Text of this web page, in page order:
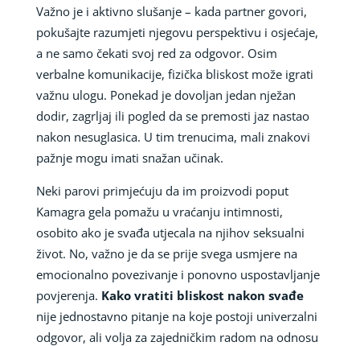
Važno je i aktivno slušanje – kada partner govori,
pokušajte razumjeti njegovu perspektivu i osjećaje,
a ne samo čekati svoj red za odgovor. Osim
verbalne komunikacije, fizička bliskost može igrati
važnu ulogu. Ponekad je dovoljan jedan nježan
dodir, zagrljaj ili pogled da se premosti jaz nastao
nakon nesuglasica. U tim trenucima, mali znakovi
pažnje mogu imati snažan učinak.
Neki parovi primjećuju da im proizvodi poput
Kamagra gela pomažu u vraćanju intimnosti,
osobito ako je svađa utjecala na njihov seksualni
život. No, važno je da se prije svega usmjere na
emocionalno povezivanje i ponovno uspostavljanje
povjerenja. Kako vratiti bliskost nakon svađe
nije jednostavno pitanje na koje postoji univerzalni
odgovor, ali volja za zajedničkim radom na odnosu